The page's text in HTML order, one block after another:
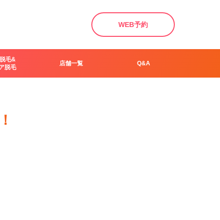
WEB予約
毛&
脱毛
店舗一覧 Q&A